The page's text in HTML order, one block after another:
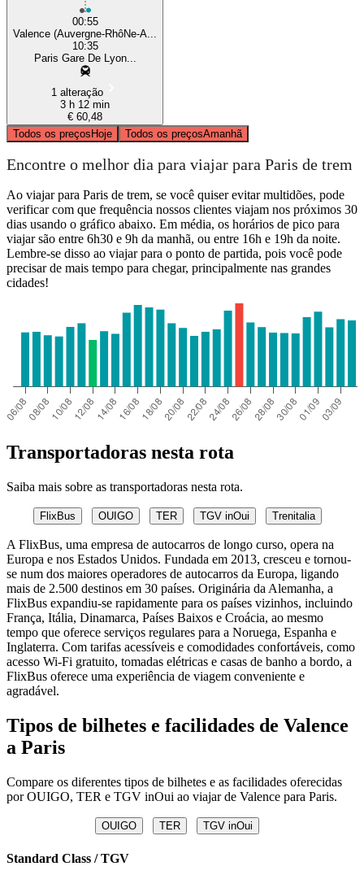
00:55
Valence (Auvergne-RhôNe-A...
10:35
Paris Gare De Lyon...
1 alteração
3 h 12 min
€ 60,48
Todos os preçosHoje Todos os preçosAmanhã
Encontre o melhor dia para viajar para Paris de trem
Ao viajar para Paris de trem, se você quiser evitar multidões, pode
verificar com que frequência nossos clientes viajam nos próximos 30
dias usando o gráfico abaixo. Em média, os horários de pico para
viajar são entre 6h30 e 9h da manhã, ou entre 16h e 19h da noite.
Lembre-se disso ao viajar para o ponto de partida, pois você pode
precisar de mais tempo para chegar, principalmente nas grandes
cidades!
Transportadoras nesta rota
Saiba mais sobre as transportadoras nesta rota.
FlixBus OUIGO TER TGV inOui Trenitalia
A FlixBus, uma empresa de autocarros de longo curso, opera na
Europa e nos Estados Unidos. Fundada em 2013, cresceu e tornou-
se num dos maiores operadores de autocarros da Europa, ligando
mais de 2.500 destinos em 30 países. Originária da Alemanha, a
FlixBus expandiu-se rapidamente para os países vizinhos, incluindo
França, Itália, Dinamarca, Países Baixos e Croácia, ao mesmo
tempo que oferece serviços regulares para a Noruega, Espanha e
Inglaterra. Com tarifas acessíveis e comodidades confortáveis, como
acesso Wi-Fi gratuito, tomadas elétricas e casas de banho a bordo, a
FlixBus oferece uma experiência de viagem conveniente e
agradável.
Tipos de bilhetes e facilidades de Valence
a Paris
Compare os diferentes tipos de bilhetes e as facilidades oferecidas
por OUIGO, TER e TGV inOui ao viajar de Valence para Paris.
OUIGO TER TGV inOui
Standard Class / TGV